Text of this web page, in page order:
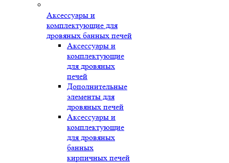
Аксессуары и
комплектующие для
дровяных банных печей
Аксессуары и
комплектующие
для дровяных
печей
Дополнительные
элементы для
дровяных печей
Аксессуары и
комплектующие
для дровяных
банных
кирпичных печей